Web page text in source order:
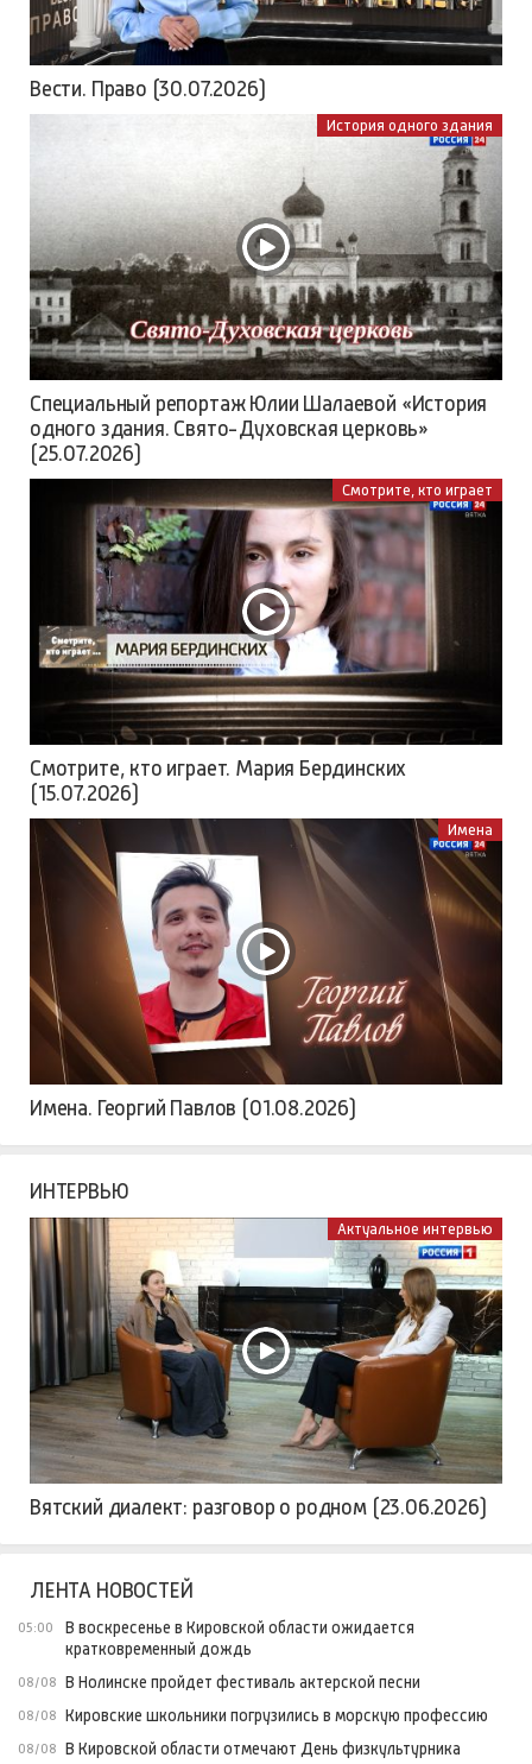
Вести. Право (30.07.2026)
История одного здания
Специальный репортаж Юлии Шалаевой «История
одного здания. Свято-Духовская церковь»
(25.07.2026)
Смотрите, кто играет
Смотрите, кто играет. Мария Бердинских
(15.07.2026)
Имена
Имена. Георгий Павлов (01.08.2026)
ИНТЕРВЬЮ
Актуальное интервью
Вятский диалект: разговор о родном (23.06.2026)
ЛЕНТА НОВОСТЕЙ
05:00
В воскресенье в Кировской области ожидается
кратковременный дождь
08/08 В Нолинске пройдет фестиваль актерской песни
08/08 Кировские школьники погрузились в морскую профессию
08/08 В Кировской области отмечают День физкультурника